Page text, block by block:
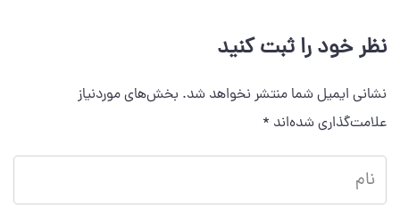
نظر خود را ثبت کنید
نشانی ایمیل شما منتشر نخواهد شد. بخش‌های موردنیاز
علامت‌گذاری شده‌اند *